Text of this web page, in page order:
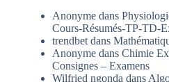
Anonyme dans
Cours-Résumés-TP-TD-
trendbet dans
Anonyme dans Chimie
Consignes – Examens
Wilfried ngonda dans